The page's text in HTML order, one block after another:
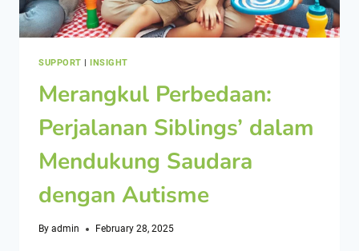
SUPPORT |INSIGHT
Merangkul Perbedaan:
Perjalanan Siblings’ dalam
Mendukung Saudara
dengan Autisme
By admin February 28, 2025